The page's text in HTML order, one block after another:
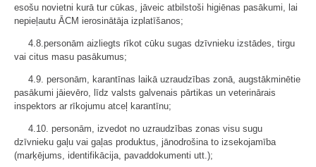
esošu novietni kurā tur cūkas, jāveic atbilstoši higiēnas pasākumi, lai
nepieļautu ĀCM ierosinātāja izplatīšanos;
4.8.personām aizliegts rīkot cūku sugas dzīvnieku izstādes, tirgu
vai citus masu pasākumus;
4.9. personām, karantīnas laikā uzraudzības zonā, augstākminētie
pasākumi jāievēro, līdz valsts galvenais pārtikas un veterinārais
inspektors ar rīkojumu atceļ karantīnu;
4.10. personām, izvedot no uzraudzības zonas visu sugu
dzīvnieku gaļu vai gaļas produktus, jānodrošina to izsekojamība
(marķējums, identifikācija, pavaddokumenti utt.);